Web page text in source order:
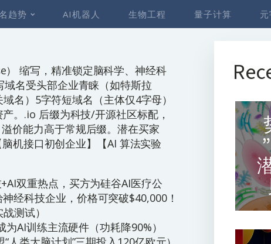
趋势 AI机器人 生物工程 量子计算
缩写，精准锁定脑科学、神经科
名受头部企业青睐（如特斯拉
名）5字符短域名（主体仅4字母）
。.io 后缀为科技/开源社区标配，
价能力高于常规后缀。潜在买家
机接口初创企业】【AI 算法实验
双重热点，买方为硅谷AI医疗公
经科技企业，价格可突破$40,000！
测试）
AI训练主流硬件（功耗降90%）